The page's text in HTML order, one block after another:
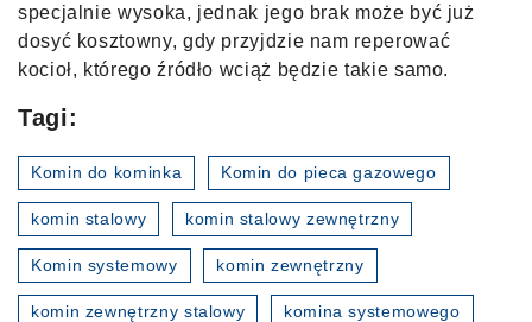
specjalnie wysoka, jednak jego brak może być już
dosyć kosztowny, gdy przyjdzie nam reperować
kocioł, którego źródło wciąż będzie takie samo.
Tagi:
Komin do kominka Komin do pieca gazowego
komin stalowy komin stalowy zewnętrzny
Komin systemowy komin zewnętrzny
komin zewnętrzny stalowy komina systemowego